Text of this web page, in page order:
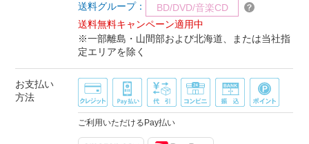
送料グループ：
BD/DVD/音楽CD
送料無料キャンペーン適用中
※一部離島・山間部および北海道、または当社指
定エリアを除く
お支払い
方法
ご利用いただけるPay払い